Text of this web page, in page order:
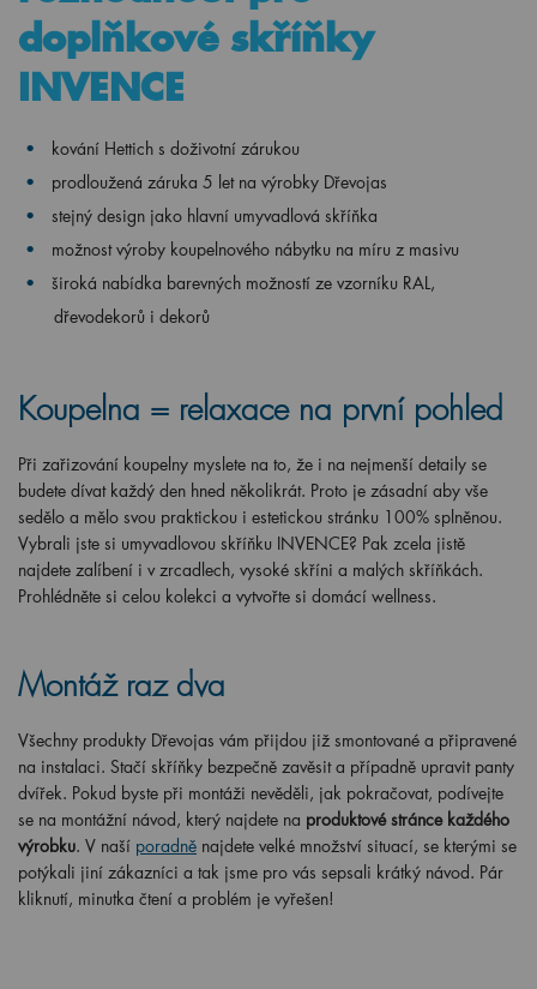
doplňkové skříňky
INVENCE
kování Hettich s doživotní zárukou
prodloužená záruka 5 let na výrobky Dřevojas
stejný design jako hlavní umyvadlová skříňka
možnost výroby koupelnového nábytku na míru z masivu
široká nabídka barevných možností ze vzorníku RAL,
dřevodekorů i dekorů
Koupelna = relaxace na první pohled
Při zařizování koupelny myslete na to, že i na nejmenší detaily se
budete dívat každý den hned několikrát. Proto je zásadní aby vše
sedělo a mělo svou praktickou i estetickou stránku 100% splněnou.
Vybrali jste si umyvadlovou skříňku INVENCE? Pak zcela jistě
najdete zalíbení i v zrcadlech, vysoké skříni a malých skříňkách.
Prohlédněte si celou kolekci a vytvořte si domácí wellness.
Montáž raz dva
Všechny produkty Dřevojas vám přijdou již smontované a připravené
na instalaci. Stačí skříňky bezpečně zavěsit a případně upravit panty
dvířek. Pokud byste při montáži nevěděli, jak pokračovat, podívejte
se na montážní návod, který najdete na produktové stránce každého
výrobku. V naší poradně najdete velké množství situací, se kterými se
potýkali jiní zákazníci a tak jsme pro vás sepsali krátký návod. Pár
kliknutí, minutka čtení a problém je vyřešen!